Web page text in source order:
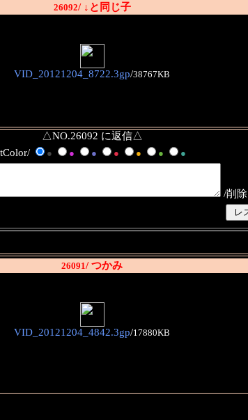
26092/ ↓と同じ子
VID_20121204_8722.3gp/38767KB
△NO.26092 に返信△
● ● ● ● ● ● ●
/削
26091/ つかみ
VID_20121204_4842.3gp/17880KB